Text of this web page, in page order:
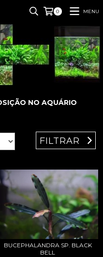
0 MENU
NO AQUÁRIO
FILTRAR
BUCEPHALANDRA SP. BLACK
BELL